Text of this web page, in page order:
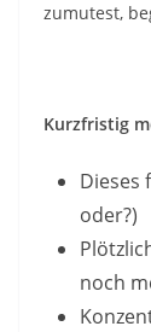
zumutest,
Kurzfristig
Dieses
oder?)
noch